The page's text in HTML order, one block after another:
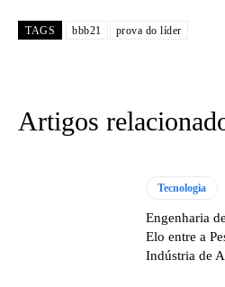
TAGS bbb21 prova do líder
Artigos
Tecnologia
Engenharia
Elo entre a
Indústria de